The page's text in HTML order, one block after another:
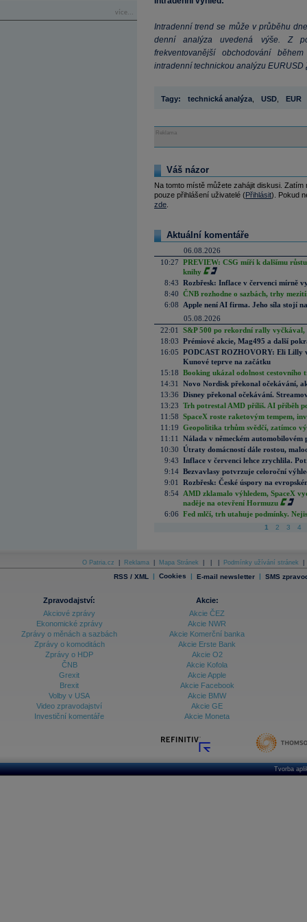
více...
Intradenní trend se může v průběhu
denní analýza uvedená výše. Z
frekventovanější obchodování
intradenní technickou analýzu EURUSD
Tagy: technická analýza USD EUR
Reklama
Váš názor
Na tomto místě můžete zahájit diskusi.
pouze přihlášení uživatelé (Přihlásit). Pokud
zde
Aktuální komentáře
06.08.2026
10:27 PREVIEW: CSG míří k dalšímu
knihy
8:43 Rozbřesk: Inflace v červenci mírně
8:40 ČNB rozhodne o sazbách, trhy
6:08
Apple není AI firma. Jeho síla stojí
05.08.2026
22:01
S&P 500 po rekordní rally vyčkával,
18:03 Prémiové akcie, Mag495 a další
16:05 PODCAST ROZHOVORY: Eli Lilly
Kunové teprve na začátku
15:18 Booking ukázal odolnost cestovního
14:31
Novo Nordisk překonal očekávání,
13:36 Disney překonal očekávání.
13:23 Trh potrestal AMD příliš. AI příběh
11:58 SpaceX roste raketovým tempem,
11:19 Geopolitika trhům svědčí, zatímco
11:11
Nálada v německém automobilovém
10:30 Útraty domácností dále rostou,
9:43 Inflace v červenci lehce zrychlila.
9:14 Bezvavlasy potvrzuje celoroční
9:01
Rozbřesk: České úspory na
8:54 AMD zklamalo výhledem, SpaceX
naděje na otevření Hormuzu
6:06 Fed mlčí, trh utahuje podmínky.
1 2 3 4
O Patria.cz Reklama Mapa Stránek Podmínky užívání stránek
RSS / XML | Cookies | E-mail newsletter | SMS
Zpravodajství:
Akciové zprávy
Ekonomické zprávy
Zprávy o měnách a sazbách
Zprávy o komoditách
Zprávy o HDP
ČNB
Grexit
Brexit
Volby v USA
Video zpravodajství
Investiční komentáře
Akcie:
Akcie ČEZ
Akcie NWR
Akcie Komerční banka
Akcie Erste Bank
Akcie O2
Akcie Kofola
Akcie Apple
Akcie Facebook
Akcie BMW
Akcie GE
Akcie Moneta
Tvorba